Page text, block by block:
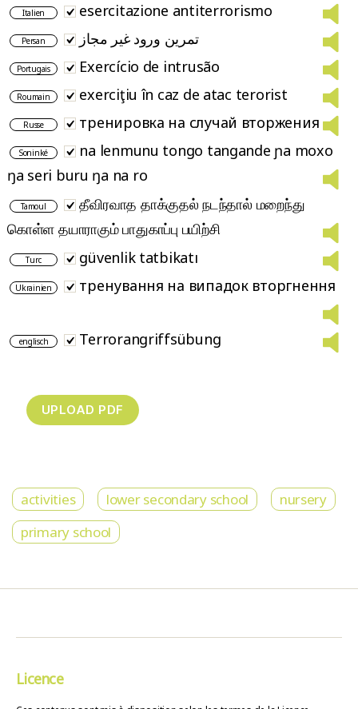
Italien esercitazione antiterrorismo
Persan تمرین ورود غیر مجاز
Portugais Exercício de intrusão
Roumain exerciţiu în caz de atac terorist
Russe тренировка на случай вторжения
Soninké
na lenmunu tongo tangande ɲa moxo
ŋa seri buru ŋa na ro
Tamoul
தீவிரவாத தாக்குதல் நடந்தால் மறைந்து
கொள்ள தயாராகும் பாதுகாப்பு பயிற்சி
Turc güvenlik tatbikatı
Ukrainien тренування на випадок вторгнення
englisch Terrorangriffsübung
activities lower secondary school
nursery
primary school
Licence